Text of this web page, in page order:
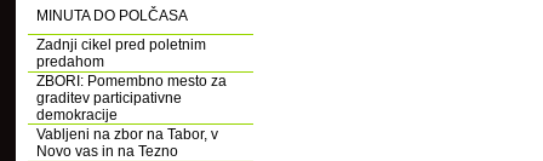
MINUTA DO POLČASA
Zadnji cikel pred poletnim
predahom
ZBORI: Pomembno mesto za
graditev participativne
demokracije
Vabljeni na zbor na Tabor, v
Novo vas in na Tezno